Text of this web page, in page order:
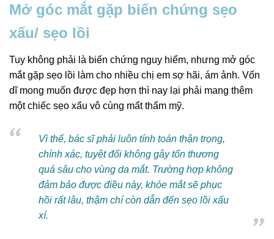
Mở góc mắt gặp biến chứng sẹo
xấu/ sẹo lồi
Tuy không phải là biến chứng nguy hiểm, nhưng mở góc
mắt gặp sẹo lồi làm cho nhiều chị em sợ hãi, ám ảnh. Vốn
dĩ mong muốn được đẹp hơn thì nay lại phải mang thêm
một chiếc sẹo xấu vô cùng mất thẩm mỹ.
Vì thế, bác sĩ phải luôn tính toán thận trọng,
chính xác, tuyệt đối không gây tổn thương
quá sâu cho vùng da mắt. Trường hợp không
đảm bảo được điều này, khóe mắt sẽ phục
hồi rất lâu, thậm chí còn dẫn đến sẹo lồi xấu
xí.